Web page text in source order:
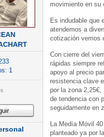
1
movimiento en su
Es indudable que
atendemos a
cotización vemos
Con cierre del
rápidas siempre
apoyo al precio
resistencia clave
por la zona 2,25€,
de tendencia con
seguidamente en
La Medía Móvil
planteado ya por